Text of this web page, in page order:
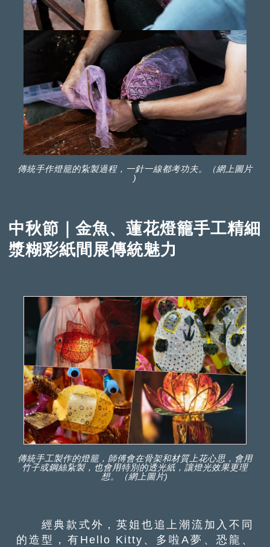
傳統手作燈籠的紥製過程，一針一線都考功夫。（網上圖片
)
中秋節｜金魚、蓮花燈籠手工精細
漿糊彩紙間展傳統魅力
傳統手工製作的燈籠，師傅會在骨架和材質上花心思，會用
竹子或鋼絲紥製，也會用特別的透光紙，讓燈光效果更理
想。（網上圖片)
經典款式外，英姐也追上潮流加入不同
的造型，有Hello Kitty、多啦A夢、恐龍、